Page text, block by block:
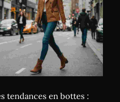
tendances en bottes :